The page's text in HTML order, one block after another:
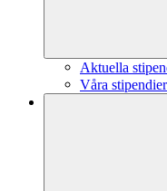
Aktuella
Våra stipendier